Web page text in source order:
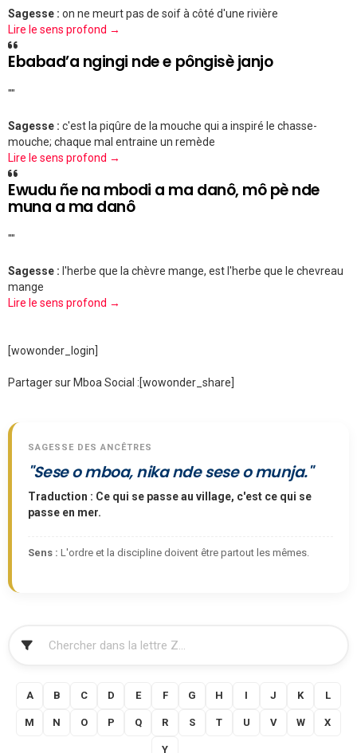
Sagesse : on ne meurt pas de soif à côté d'une rivière
Lire le sens profond →
Ebabad’a ngingi nde e pôngisè janjo
""
Sagesse : c'est la piqûre de la mouche qui a inspiré le chasse-
mouche; chaque mal entraine un remède
Lire le sens profond →
Ewudu ñe na mbodi a ma danô, mô pè nde
muna a ma danô
""
Sagesse : l'herbe que la chèvre mange, est l'herbe que le chevreau
mange
Lire le sens profond →
[wowonder_login]
Partager sur Mboa Social :[wowonder_share]
SAGESSE DES ANCÊTRES
"Sese o mboa, nika nde sese o munja."
Traduction : Ce qui se passe au village, c'est ce qui se
passe en mer.
Sens : L'ordre et la discipline doivent être partout les mêmes.
A B C D E F G H I J K L
M N O P Q R S T U V W X
Y